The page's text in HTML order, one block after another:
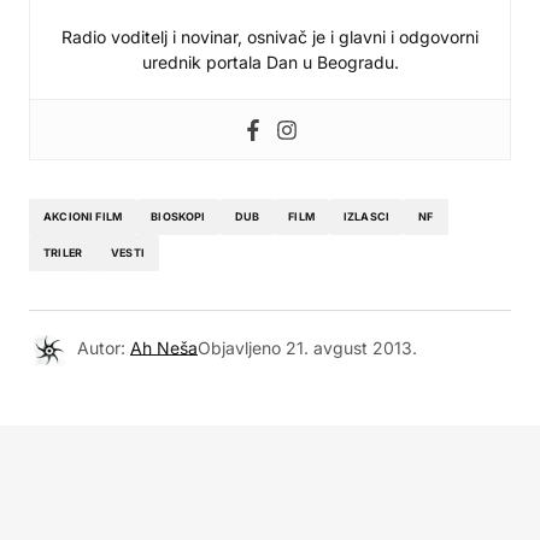
Radio voditelj i novinar, osnivač je i glavni i odgovorni
urednik portala Dan u Beogradu.
AKCIONI FILM BIOSKOPI DUB FILM IZLASCI NF
TRILER VESTI
Autor: Ah NešaObjavljeno 21. avgust 2013.